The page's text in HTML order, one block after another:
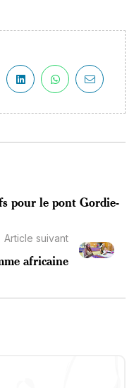
pour le pont Gordie-
Article suivant
africaine